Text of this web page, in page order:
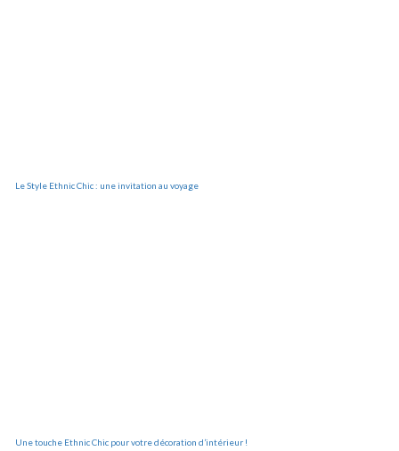
Le Style Ethnic Chic : une invitation au voyage
Une touche Ethnic Chic pour votre décoration d’intérieur !